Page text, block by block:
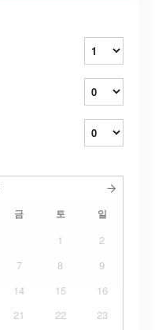
금 토 일
1
2
7 8
9
14 15
16
21 22
23